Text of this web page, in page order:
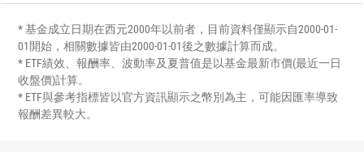
* 基金成立日期在西元2000年以前者，目前資料僅顯示自2000-01-
01開始，相關數據皆由2000-01-01後之數據計算而成。
* ETF績效、報酬率、波動率及夏普值是以基金最新市價(最近一日
收盤價)計算。
* ETF與參考指標皆以官方資訊顯示之幣別為主，可能因匯率導致
報酬差異較大。